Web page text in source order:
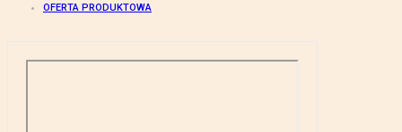
OFERTA PRODUKTOWA